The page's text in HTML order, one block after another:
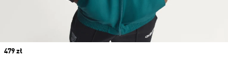
Price
479 zł